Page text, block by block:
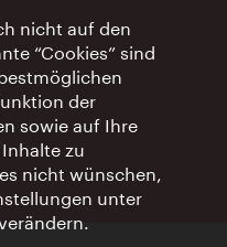
Uhr
nicht auf den
“Cookies” sind
der
sowie auf Ihre
zu
nicht wünschen,
unter